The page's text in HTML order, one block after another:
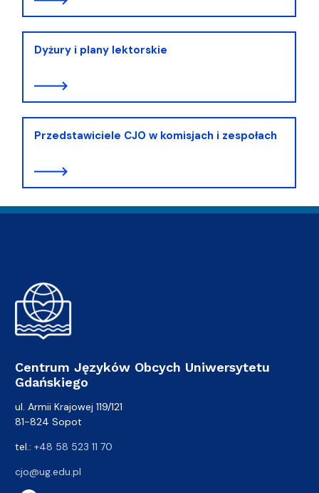
Dyżury i plany lektorskie
Przedstawiciele CJO w komisjach i zespołach
Centrum Języków Obcych Uniwersytetu
Gdańskiego
ul. Armii Krajowej 119/121
81-824 Sopot
tel.: +48 58 523 11 70
cjo@ug.edu.pl